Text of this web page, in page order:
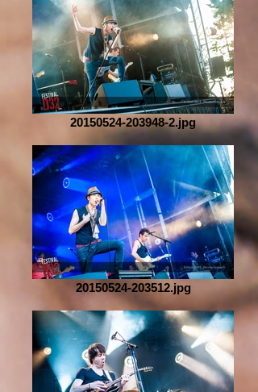
20150524-203948-2.jpg
20150524-203512.jpg